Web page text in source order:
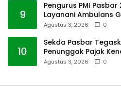
9
Pengurus PMI Pasbar
Layanani Ambulans
Agustus 3, 2026 0
10
Sekda Pasbar
Penunggak Pajak
Agustus 3, 2026 0